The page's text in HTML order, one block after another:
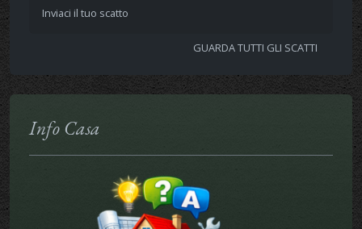
Inviaci il tuo scatto
GUARDA TUTTI GLI SCATTI
Info Casa